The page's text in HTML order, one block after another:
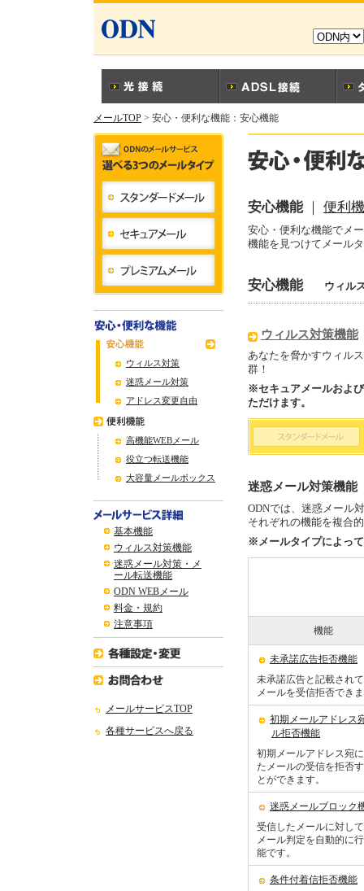
メールTOP > 安心・便利な機能：安心機能
ウィルス対策
迷惑メール対策
アドレス変更自由
高機能WEBメール
役立つ転送機能
大容量メールボックス
基本機能
ウィルス対策機能
迷惑メール対策・メ
ール転送機能
ODN WEBメール
料金・規約
注意事項
メールサービスTOP
各種サービスへ戻る
安心機能｜ 便利
安心・便利な機能でメ
機能を見つけてメール
安心機能 ウィル
ウィルス対策機能
あなたを脅かすウィル
群！
※セキュアメールおよ
ただけます。
迷惑メール対策機能
ODNでは、迷惑メール
それぞれの機能を複合
※メールタイプによっ
機能
未承諾広告拒否機能
未承諾広告と記載され
メールを受信拒否でき
初期メールアドレス
ル拒否機能
初期メールアドレス宛
たメールの受信を拒否
とができます。
迷惑メールブロック
受信したメールに対し
メール判定を自動的に
能です。
条件付着信拒否機能